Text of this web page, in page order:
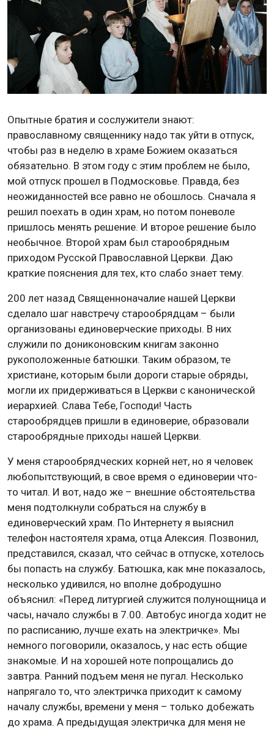
Опытные братия и сослужители знают:
православному священнику надо так уйти в отпуск,
чтобы раз в неделю в храме Божием оказаться
обязательно. В этом году с этим проблем не было,
мой отпуск прошел в Подмосковье. Правда, без
неожиданностей все равно не обошлось. Сначала я
решил поехать в один храм, но потом поневоле
пришлось менять решение. И второе решение было
необычное. Второй храм был старообрядным
приходом Русской Православной Церкви. Даю
краткие пояснения для тех, кто слабо знает тему.
200 лет назад Священноначалие нашей Церкви
сделало шаг навстречу старообрядцам – были
организованы единоверческие приходы. В них
служили по дониконовским книгам законно
рукоположенные батюшки. Таким образом, те
христиане, которым были дороги старые обряды,
могли их придерживаться в Церкви с канонической
иерархией. Слава Тебе, Господи! Часть
старообрядцев пришли в единоверие, образовали
старообрядные приходы нашей Церкви.
У меня старообрядческих корней нет, но я человек
любопытствующий, в свое время о единоверии что-
то читал. И вот, надо же – внешние обстоятельства
меня подтолкнули собраться на службу в
единоверческий храм. По Интернету я выяснил
телефон настоятеля храма, отца Алексия. Позвонил,
представился, сказал, что сейчас в отпуске, хотелось
бы попасть на службу. Батюшка, как мне показалось,
несколько удивился, но вполне добродушно
объяснил: «Перед литургией служится полунощница и
часы, начало службы в 7.00. Автобус иногда ходит не
по расписанию, лучше ехать на электричке». Мы
немного поговорили, оказалось, у нас есть общие
знакомые. И на хорошей ноте попрощались до
завтра. Ранний подъем меня не пугал. Несколько
напрягало то, что электричка приходит к самому
началу службы, времени у меня – только добежать
до храма. А предыдущая электричка для меня не